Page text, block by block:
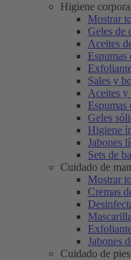
Higiene
Mostrar
Geles de
Aceites
Espumas
Sales y
Aceites y
Espumas
Geles
Higiene
Jabones
Sets de
Cuidado de
Mostrar
Cremas
Jabones
Cuidado de pies